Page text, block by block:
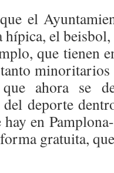
el
hípica, el
que tienen
ahora se
deporte
en
gratuita,